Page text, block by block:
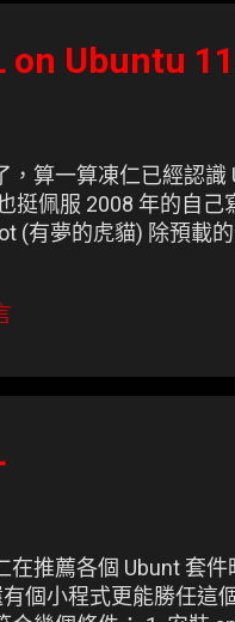
on Ubuntu
，算一算凍仁已經認識
挺佩服 2008 年的自
(有夢的虎貓) 除預載
在推薦各個 Ubunt 套
個小程式更能勝任這